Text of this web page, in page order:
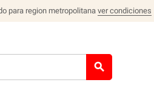
para region metropolitana ver condiciones
search